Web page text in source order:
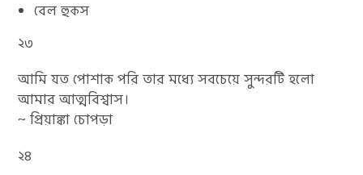
বেল হুকস
২৩
আমি যত পোশাক পরি তার মধ্যে সবচেয়ে সুন্দরটি হলো
আমার আত্মবিশ্বাস।
~ প্রিয়াঙ্কা চোপড়া
২৪